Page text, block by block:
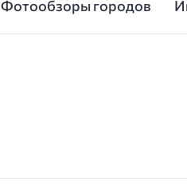
Фотообзоры городов